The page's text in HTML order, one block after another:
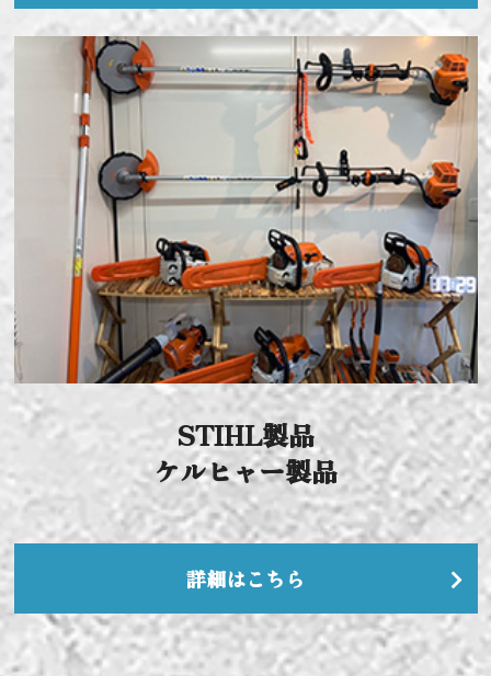
STIHL製品
ケルヒャー製品
詳細はこちら